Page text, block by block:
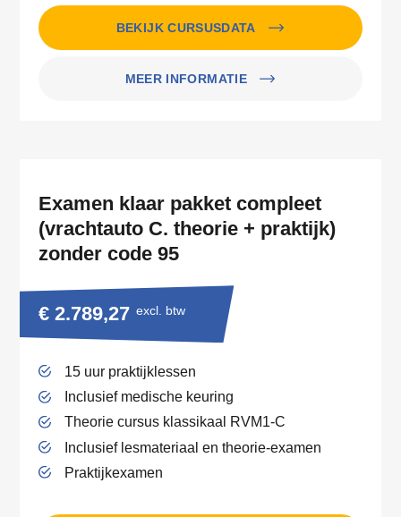
BEKIJK CURSUSDATA
MEER INFORMATIE
Examen klaar pakket compleet
(vrachtauto C. theorie + praktijk)
zonder code 95
€ 2.789,27 excl. btw
15 uur praktijklessen
Inclusief medische keuring
Theorie cursus klassikaal RVM1-C
Inclusief lesmateriaal en theorie-examen
Praktijkexamen